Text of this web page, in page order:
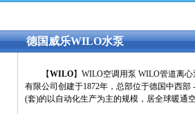
德国威乐WILO水泵
【WILO】WILO空调用泵 WILO管道离
有限公司创建于1872年，总部位于德国中西
(套)的以自动化生产为主的规模，居全球暖通